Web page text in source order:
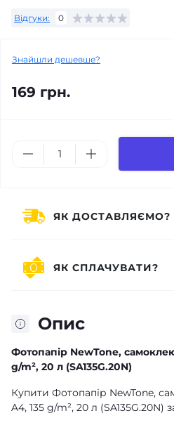
Відгуки: 0
Знайшли дешевше?
169 грн.
Опис
Фотопапір NewTone,
g/m², 20 л (SA135G.20N)
Купити Фотопапір NewTone,
A4, 135 g/m², 20 л (SA135G.20N)
ЯК ДОСТАВЛЯЄМО?
ЯК СПЛАЧУВАТИ?